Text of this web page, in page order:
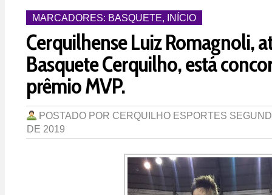
MARCADORES: BASQUETE, INÍCIO
Cerquilhense Luiz Romagnoli,
Basquete Cerquilho, está
prêmio MVP.
POSTADO POR CERQUILHO ESPORTES
DE 2019